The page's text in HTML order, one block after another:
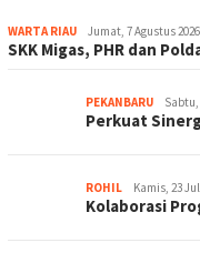
WARTA RIAU Jumat, 7 Agustus 2026
SKK Migas, PHR dan
PEKANBARU Sabtu,
Perkuat
ROHIL Kamis, 23
Kolaborasi